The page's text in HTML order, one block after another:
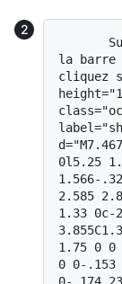
la barre
cliquez
0l5.25
1.566-
2.585
1.33 0c-
1.75 0 0
0 0-.153